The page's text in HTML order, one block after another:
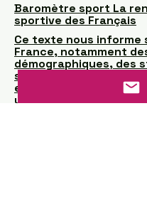
Baromètre sport La
sportive des Français
Ce texte nous informe
France, notamment
démographiques, des
sur l'activité physique,
enquêtes et des
utilisés pour évaluer